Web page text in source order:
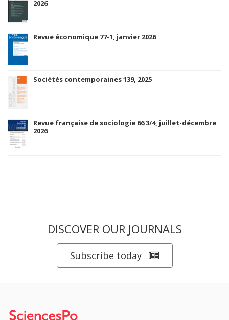
2026
Revue économique 77-1, janvier 2026
Sociétés contemporaines 139, 2025
Revue française de sociologie 66 3/4, juillet-décembre
2026
DISCOVER OUR JOURNALS
Subscribe today